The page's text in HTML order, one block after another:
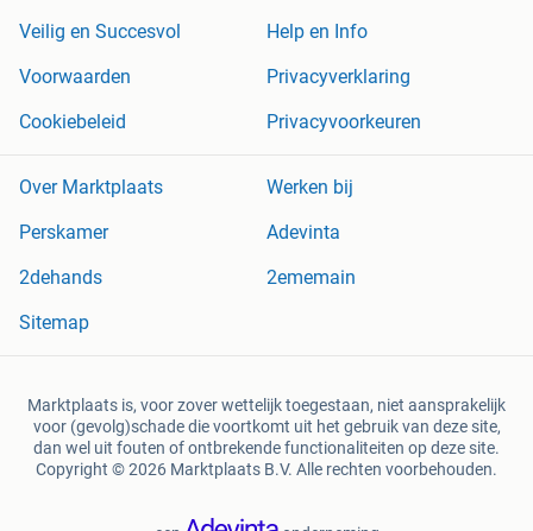
Veilig en Succesvol
Help en Info
Voorwaarden
Privacyverklaring
Cookiebeleid
Privacyvoorkeuren
Over Marktplaats
Werken bij
Perskamer
Adevinta
2dehands
2ememain
Sitemap
Marktplaats is, voor zover wettelijk toegestaan, niet aansprakelijk
voor (gevolg)schade die voortkomt uit het gebruik van deze site,
dan wel uit fouten of ontbrekende functionaliteiten op deze site.
Copyright © 2026 Marktplaats B.V. Alle rechten voorbehouden.